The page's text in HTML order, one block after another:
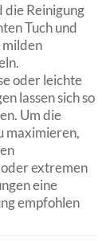
die Reinigung
Tuch und
milden
oder leichte
lassen sich so
Um die
maximieren,
extremen
eine
empfohlen